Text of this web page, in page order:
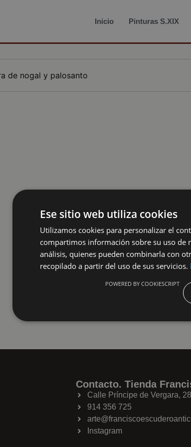
Inicio Pinturas S.XIX
Contacto. Tienda
Calle Príncipe de Vergara, 28
914 356 725
Instagram
Ese sitio web utiliza cookies
Utilizamos cookies para personalizar el
compartimos información sobre su uso de
análisis, quienes pueden combinarla con
recopilado a partir del uso de sus servicios.
POWERED BY COOKIESCRIPT